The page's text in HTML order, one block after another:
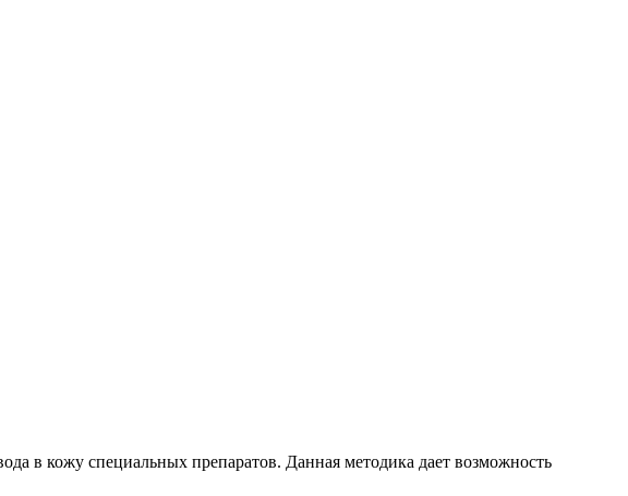
в кожу специальных препаратов. Данная методика дает возможность